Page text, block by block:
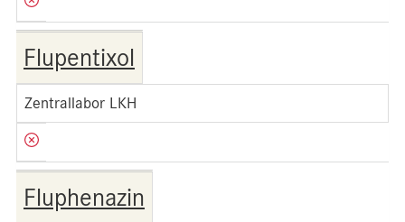
Flupentixol
Zentrallabor LKH
Fluphenazin